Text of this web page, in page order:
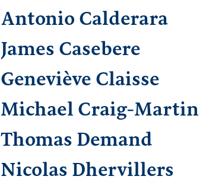
Antonio Calderara
James Casebere
Geneviève Claisse
Michael Craig-Martin
Thomas Demand
Nicolas Dhervillers